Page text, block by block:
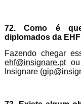
72. Como é
diplomados da
Fazendo chegar
ehf@insignare.ptou
Insignare (